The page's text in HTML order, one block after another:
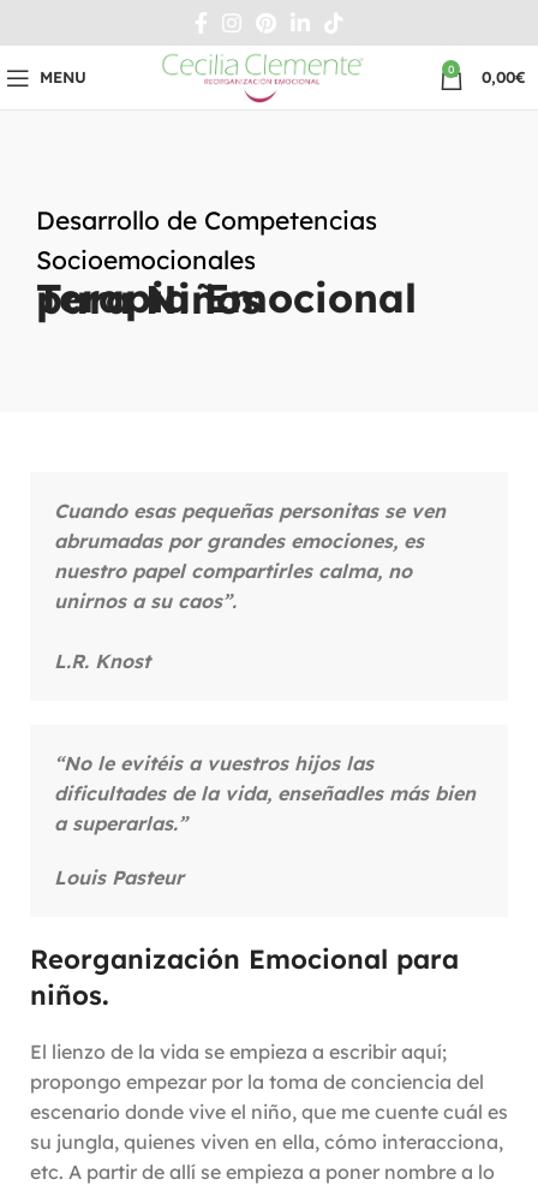
MENU 0 0,00€
Desarrollo de Competencias
Socioemocionales
Terapia Emocional para Niños
Cuando esas pequeñas personitas se ven
abrumadas por grandes emociones, es
nuestro papel compartirles calma, no
unirnos a su caos”.
L.R. Knost
“No le evitéis a vuestros hijos las
dificultades de la vida, enseñadles más bien
a superarlas.”
Louis Pasteur
Reorganización Emocional para
niños.
El lienzo de la vida se empieza a escribir aquí;
propongo empezar por la toma de conciencia del
escenario donde vive el niño, que me cuente cuál es
su jungla, quienes viven en ella, cómo interacciona,
etc. A partir de allí se empieza a poner nombre a lo